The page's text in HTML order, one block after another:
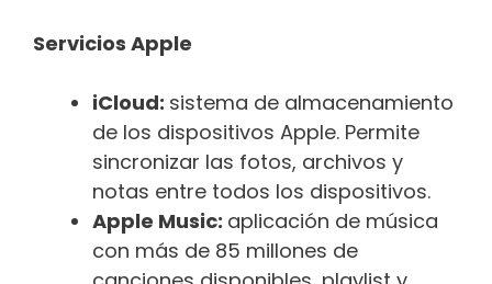
Servicios Apple
iCloud: sistema de almacenamiento
de los dispositivos Apple. Permite
sincronizar las fotos, archivos y
notas entre todos los dispositivos.
Apple Music: aplicación de música
con más de 85 millones de